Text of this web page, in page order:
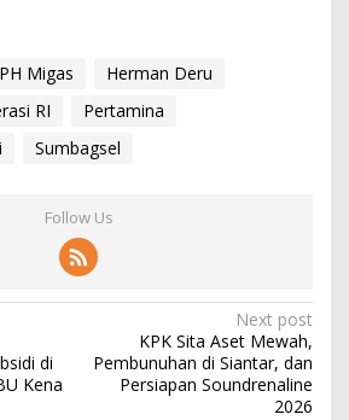
Migas
Herman Deru
RI
Pertamina
Sumbagsel
Follow Us
di
Kena
Next post
KPK Sita Aset Mewah,
Pembunuhan di Siantar, dan
Persiapan Soundrenaline
2026